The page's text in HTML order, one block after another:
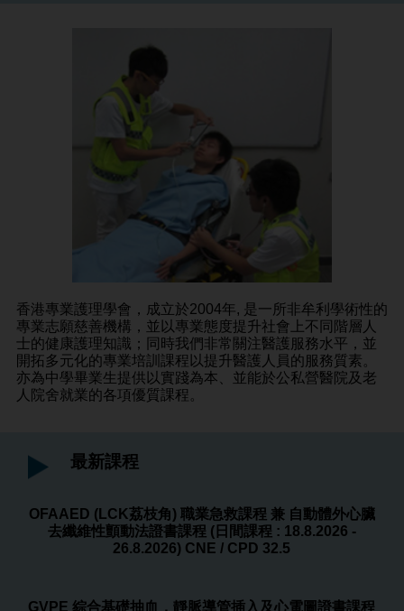
香港專業護理學會，成立於2004年, 是一所非牟利學術性的
專業志願慈善機構，並以專業態度提升社會上不同階層人
士的健康護理知識；同時我們非常關注醫護服務水平，並
開拓多元化的專業培訓課程以提升醫護人員的服務質素。
亦為中學畢業生提供以實踐為本、並能於公私營醫院及老
人院舍就業的各項優質課程。
最新課程
OFAAED (LCK荔枝角) 職業急救課程 兼 自動體外心臟
去纖維性顫動法證書課程 (日間課程 : 18.8.2026 -
26.8.2026) CNE / CPD 32.5
GVPE 綜合基礎抽血，靜脈導管插入及心電圖證書課程